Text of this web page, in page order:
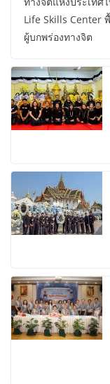
Life Skills Center
ผู้บกพร่องทางจิต